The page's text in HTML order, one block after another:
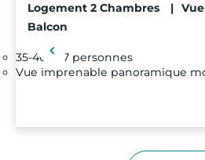
Logement 2 Chambres |
Balcon
35-40m²
7 personnes
Vue imprenable panoramique